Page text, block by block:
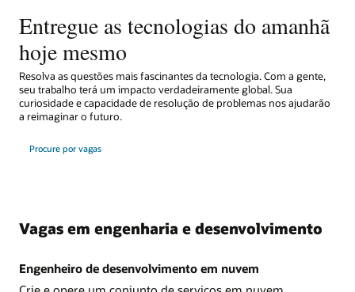
Entregue as tecnologias do amanhã
hoje mesmo
Resolva as questões mais fascinantes da tecnologia. Com a gente,
seu trabalho terá um impacto verdadeiramente global. Sua
curiosidade e capacidade de resolução de problemas nos ajudarão
a reimaginar o futuro.
Procure por vagas
Vagas em engenharia e desenvolvimento
Engenheiro de desenvolvimento em nuvem